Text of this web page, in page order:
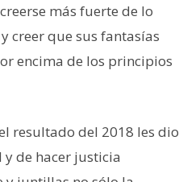
más fuerte de lo
creer que sus fantasías
encima de los principios
resultado del 2018 les dio
de hacer justicia